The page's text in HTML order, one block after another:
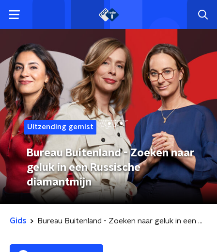
Uitzending gemist
Bureau Buitenland - Zoeken naar
geluk in een Russische
diamantmijn
Gids Bureau Buitenland - Zoeken naar geluk in een Russische diamantmijn